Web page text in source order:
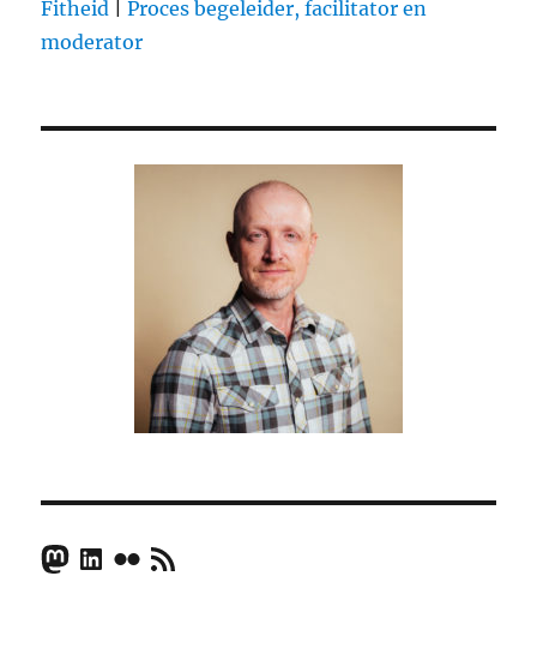
Fitheid |Proces begeleider, facilitator en
moderator
Mastodon
LinkedIn
FlickrRSS Feed